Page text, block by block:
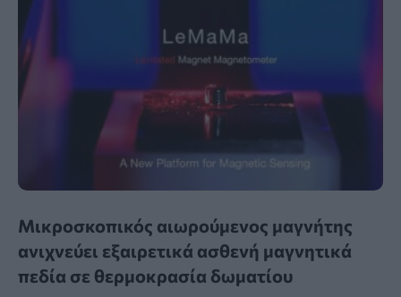
Μικροσκοπικός αιωρούμενος μαγνήτης
ανιχνεύει εξαιρετικά ασθενή μαγνητικά
πεδία σε θερμοκρασία δωματίου